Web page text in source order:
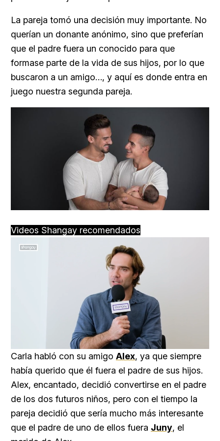
La pareja tomó una decisión muy importante. No
querían un donante anónimo, sino que preferían
que el padre fuera un conocido para que
formase parte de la vida de sus hijos, por lo que
buscaron a un amigo…, y aquí es donde entra en
juego nuestra segunda pareja.
Videos Shangay recomendados
Unmute Loaded
45.22%
Carla habló con su amigo Alex, ya que siempre
había querido que él fuera el padre de sus hijos.
Alex, encantado, decidió convertirse en el padre
de los dos futuros niños, pero con el tiempo la
pareja decidió que sería mucho más interesante
que el padre de uno de ellos fuera Juny, el